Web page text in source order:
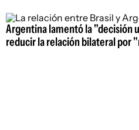
Argentina lamentó la "decisión
reducir la relación bilateral por